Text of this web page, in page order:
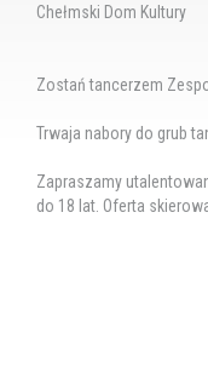
Chełmski Dom Kultury
Zostań tancerzem
Trwaja nabory do grub
Zapraszamy
do 18 lat. Oferta